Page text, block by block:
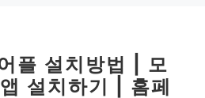
플 설치방법 | 모
설치하기 | 홈페